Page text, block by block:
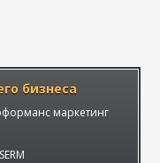
бизнеса
маркетинг
SERM